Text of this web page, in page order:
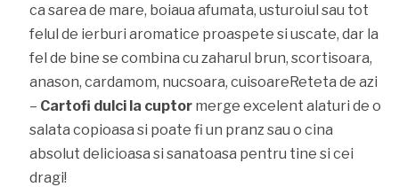
ca sarea de mare, boiaua afumata, usturoiul sau tot
felul de ierburi aromatice proaspete si uscate, dar la
fel de bine se combina cu zaharul brun, scortisoara,
anason, cardamom, nucsoara, cuisoareReteta de azi
– Cartofi dulci la cuptormerge excelent alaturi de o
salata copioasa si poate fi un pranz sau o cina
absolut delicioasa si sanatoasa pentru tine si cei
dragi!